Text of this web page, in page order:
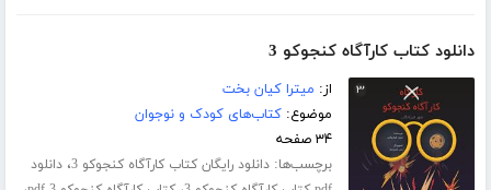
دانلود کتاب کارآگاه کنجوکو 3
از: میترا کیان بخت
موضوع:کتاب‌های کودک و نوجوان
۳۴ صفحه
برچسب‌ها:دانلود رایگان کتاب کارآگاه کنجوکو 3 ،دانلود